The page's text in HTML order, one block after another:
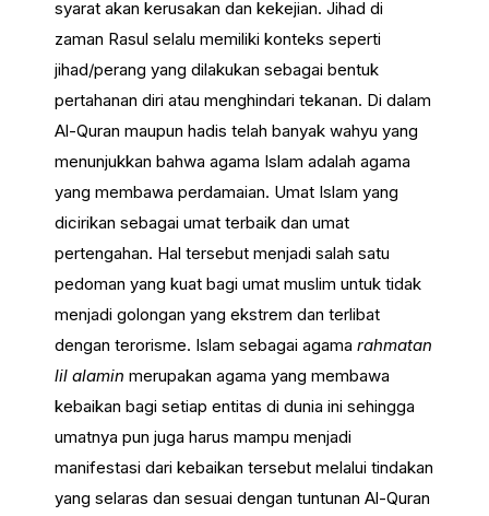
syarat akan kerusakan dan kekejian. Jihad di
zaman Rasul selalu memiliki konteks seperti
jihad/perang yang dilakukan sebagai bentuk
pertahanan diri atau menghindari tekanan. Di dalam
Al-Quran maupun hadis telah banyak wahyu yang
menunjukkan bahwa agama Islam adalah agama
yang membawa perdamaian. Umat Islam yang
dicirikan sebagai umat terbaik dan umat
pertengahan. Hal tersebut menjadi salah satu
pedoman yang kuat bagi umat muslim untuk tidak
menjadi golongan yang ekstrem dan terlibat
dengan terorisme. Islam sebagai agama rahmatan
lil alamin merupakan agama yang membawa
kebaikan bagi setiap entitas di dunia ini sehingga
umatnya pun juga harus mampu menjadi
manifestasi dari kebaikan tersebut melalui tindakan
yang selaras dan sesuai dengan tuntunan Al-Quran